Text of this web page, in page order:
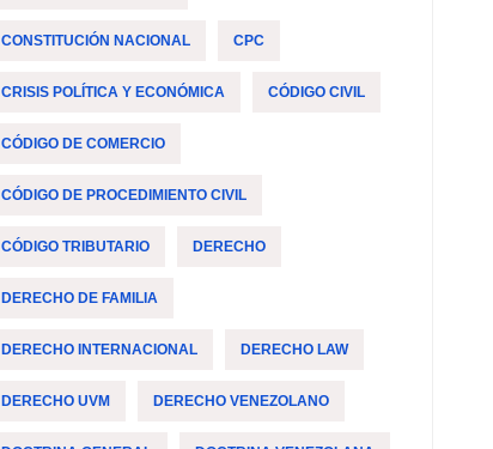
CONSTITUCIÓN NACIONAL CPC
CRISIS POLÍTICA Y ECONÓMICA CÓDIGO CIVIL
CÓDIGO DE COMERCIO
CÓDIGO DE PROCEDIMIENTO CIVIL
CÓDIGO TRIBUTARIO DERECHO
DERECHO DE FAMILIA
DERECHO INTERNACIONAL DERECHO LAW
DERECHO UVM DERECHO VENEZOLANO